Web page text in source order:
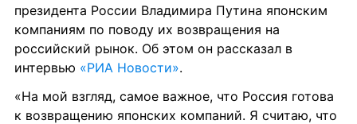
президента России Владимира Путина японским
компаниям по поводу их возвращения на
российский рынок. Об этом он рассказал в
интервью «РИА Новости».
«На мой взгляд, самое важное, что Россия готова
к возвращению японских компаний. Я считаю, что